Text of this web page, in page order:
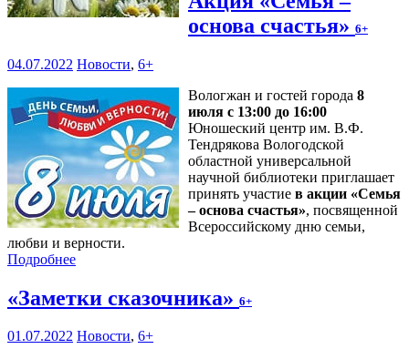
основа счастья» 6+
04.07.2022 Новости, 6+
Вологжан и гостей города 8
июля с 13:00 до 16:00
Юношеский центр им. В.Ф.
Тендрякова Вологодской
областной универсальной
научной библиотеки приглашает
принять участие в акции «Семья
– основа счастья», посвященной
Всероссийскому дню семьи,
любви и верности.
Подробнее
«Заметки сказочника» 6+
01.07.2022 Новости, 6+